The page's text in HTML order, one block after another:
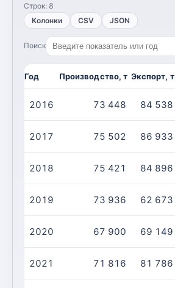
Строк: 8
Колонки
CSV JSON
Поиск
Год Производство, т Экспорт, т
2016 73 448 84 538
2017 75 502 86 933
2018 75 421 84 896
2019 73 936 62 673
2020 67 900 69 149
2021 71 816 81 786